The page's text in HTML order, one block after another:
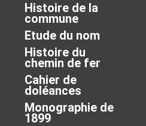
Histoire de la
commune
Etude du nom
Histoire du
chemin de fer
Cahier de
doléances
Monographie de
1899